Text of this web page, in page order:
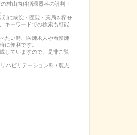
の村山内科循環器科の評判・
に病院・医院・薬局を探せ
キーワードでの検索も可能
たい時、医師求人や看護師
に便利です。
していますので、是非ご覧
ハビリテーション科 / 鹿児